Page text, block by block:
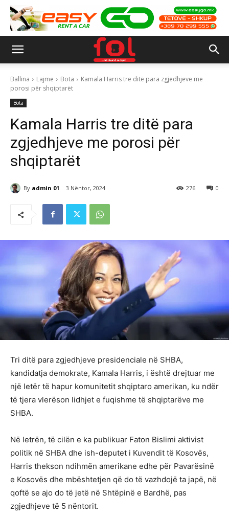
Ballina Lajme Bota
Kamala Harris tre ditë para zgjedhjeve me
porosi për shqiptarët
Bota
Kamala Harris tre ditë para
zgjedhjeve me porosi për
shqiptarët
By admin 01 3 Nëntor, 2024 0
276
Tri ditë para zgjedhjeve presidenciale në SHBA,
kandidatja demokrate, Kamala Harris, i është drejtuar me
një letër të hapur komunitetit shqiptaro amerikan, ku ndër
të tjera vlerëson lidhjet e fuqishme të shqiptarëve me
SHBA.
Në letrën, të cilën e ka publikuar Faton Bislimi aktivist
politik në SHBA dhe ish-deputet i Kuvendit të Kosovës,
Harris thekson ndihmën amerikane edhe për Pavarësinë
e Kosovës dhe mbështetjen që do të vazhdojë ta japë, në
qoftë se ajo do të jetë në Shtëpinë e Bardhë, pas
zgjedhjeve të 5 nëntorit.